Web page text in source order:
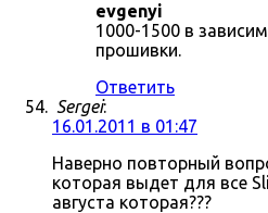
evgenyi
1000-1500 в
прошивки.
Ответить
Sergei:
16.01.2011 в 01:47
Наверно повторный
которая выдет для все
августа которая???